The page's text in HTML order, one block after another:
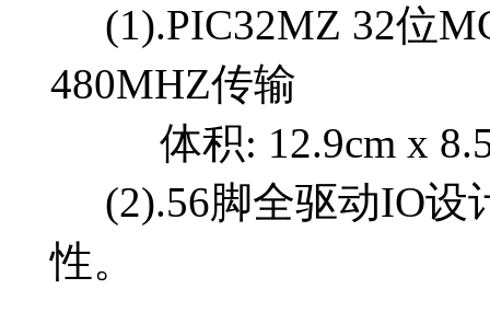
(1).PIC32MZ 32位
480MHZ传输
体积: 12.9cm x
(2).56脚全驱动IO设
性。